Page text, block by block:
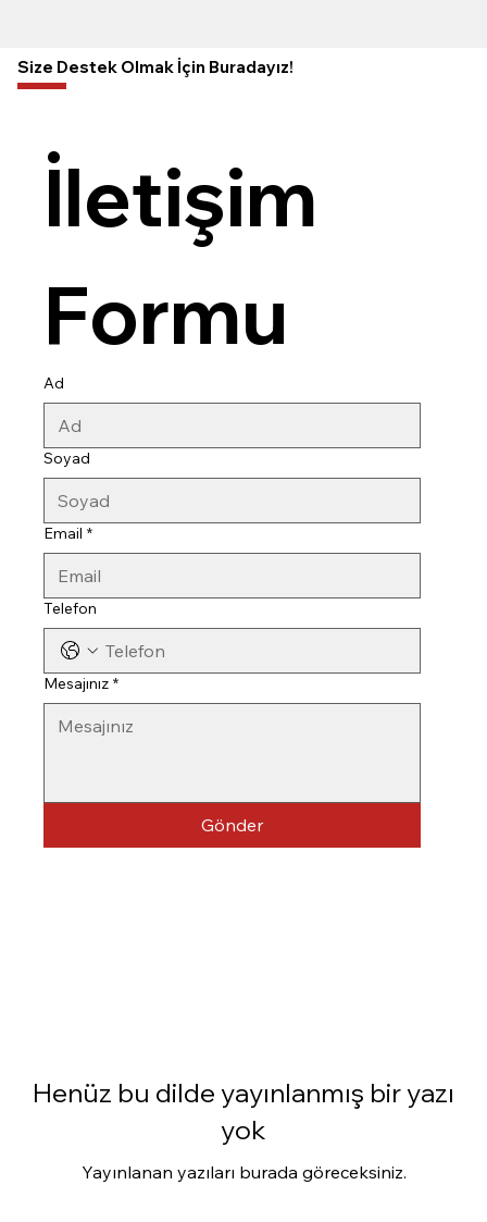
Size Destek Olmak İçin Buradayız!
İletişim
Formu
Ad
Soyad
Email *
Telefon
Mesajınız *
Gönder
Henüz bu dilde yayınlanmış bir yazı
yok
Yayınlanan yazıları burada göreceksiniz.